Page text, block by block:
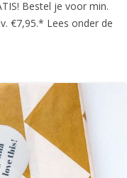
Bestel je voor min.
€7,95.* Lees onder de